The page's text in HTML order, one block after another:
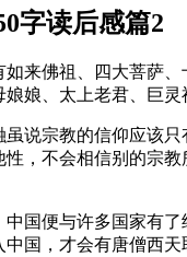
字读后感篇2
来佛祖、四大菩萨、
娘、太上老君、巨灵
虽说宗教的信仰应该只
，不会相信别的宗教
国便与许多国家有了
中国，才会有唐僧西